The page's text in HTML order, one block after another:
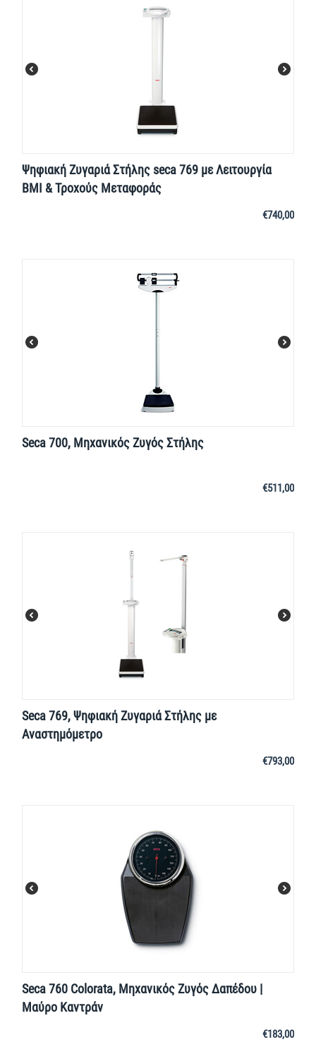
Ψηφιακή Ζυγαριά Στήλης seca 769 με Λειτουργία
BMI & Τροχούς Μεταφοράς
€740,00
Seca 700, Μηχανικός Ζυγός Στήλης
€511,00
Seca 769, Ψηφιακή Ζυγαριά Στήλης με
Αναστημόμετρο
€793,00
Seca 760 Colorata, Μηχανικός Ζυγός Δαπέδου |
Μαύρο Καντράν
€183,00